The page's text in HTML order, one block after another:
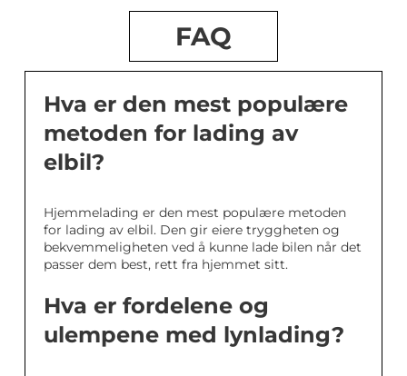
FAQ
Hva er den mest populære
metoden for lading av
elbil?
Hjemmelading er den mest populære metoden
for lading av elbil. Den gir eiere tryggheten og
bekvemmeligheten ved å kunne lade bilen når det
passer dem best, rett fra hjemmet sitt.
Hva er fordelene og
ulempene med lynlading?